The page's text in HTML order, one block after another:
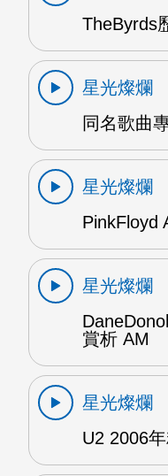
TheByrds
星光燦爛
同名歌曲
星光燦爛
PinkFloyd
星光燦爛
賞析 AM
星光燦爛
U2 2006